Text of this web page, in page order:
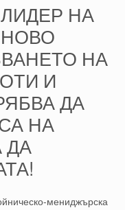
НА
НА
И
ДА
НА
ДА
мениджърска